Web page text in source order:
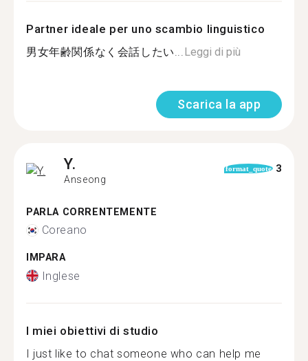
Partner ideale per uno scambio linguistico
男女年齢関係なく会話したい... Leggi di più
Scarica la app
Y.
Anseong
format_quote 3
PARLA CORRENTEMENTE
Coreano
IMPARA
Inglese
I miei obiettivi di studio
I just like to chat someone who can help me